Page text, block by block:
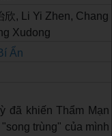
欣, Li Yi Zhen, Chang
Xudong
Ẩn
đã khiến Thẩm Mạn
trùng" của mình